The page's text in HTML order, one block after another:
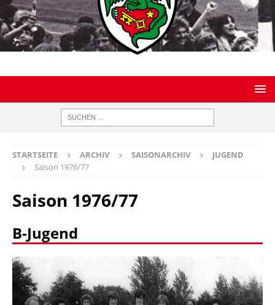
STARTSEITE ARCHIV SAISONARCHIV
JUGEND
Saison 1976/77
Saison 1976/77
B-Jugend